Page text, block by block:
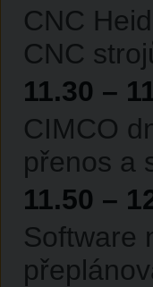
CNC
CNC
11.30 –
CIMCO
přenos a
11.50 –
Software